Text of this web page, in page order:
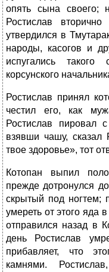
опять сына своего;
Ростислав
утвердился в
народы, касогов и
испугались
корсунского
Ростислав принял
честил его, как
Ростислав пировал
взявши чашу, сказал
твое здоровье», тот
Котопан выпил
прежде дотронулся
скрытый под ногтем;
умереть от этого яда
отправился назад в
день Ростислав
прибавляет, что
камнями.